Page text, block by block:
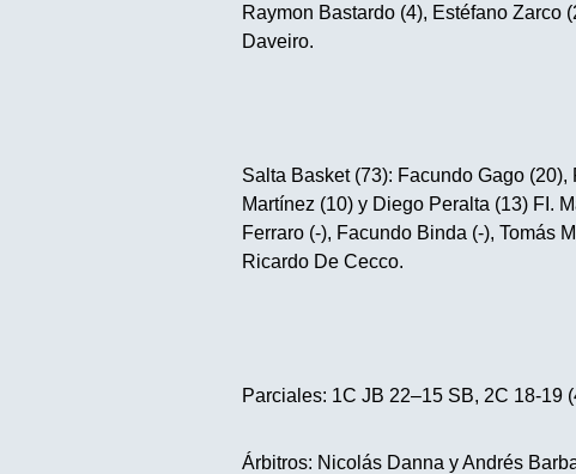
Raymon Bastardo (4), Estéfano Zarco
Daveiro.
Salta Basket (73): Facundo Gago
Martínez (10) y Diego Peralta (13) FI.
Ferraro (-), Facundo Binda (-), Tomás
Ricardo De Cecco.
Parciales: 1C JB 22–15 SB, 2C 18-19
Árbitros: Nicolás Danna y Andrés